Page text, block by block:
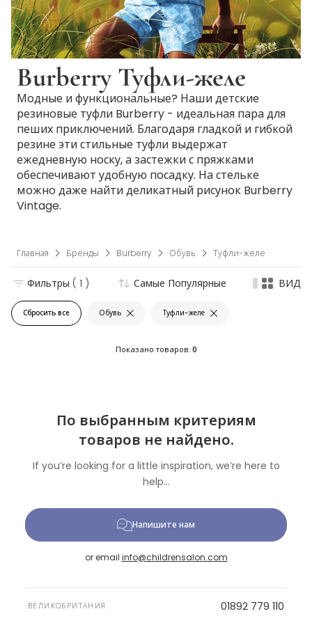
Burberry Туфли-желе
Модные и функциональные? Наши детские
резиновые туфли Burberry - идеальная пара для
пеших приключений. Благодаря гладкой и гибкой
резине эти стильные туфли выдержат
ежедневную носку, а застежки с пряжками
обеспечивают удобную посадку. На стельке
можно даже найти деликатный рисунок Burberry
Vintage.
Главная Бренды Burberry Обувь Туфли-желе
Сбросить все Обувь Туфли-желе
Фильтры ( 1 ) Самые Популярные ВИД
Показано товаров:0
По выбранным критериям
товаров не найдено.
If you’re looking for a little inspiration, we’re here to
help...
Напишите нам
or email info@childrensalon.com
ВЕЛИКОБРИТАНИЯ 01892 779 110